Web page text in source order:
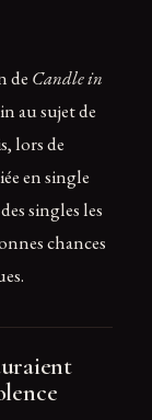
de Candle in
au sujet de
lors de
en single
singles les
chances